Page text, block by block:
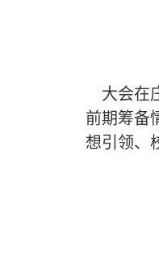
大会在
前期筹备
想引领、